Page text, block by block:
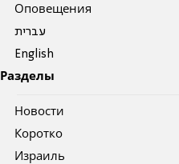
Оповещения
עברית
English
Разделы
Новости
Коротко
Израиль